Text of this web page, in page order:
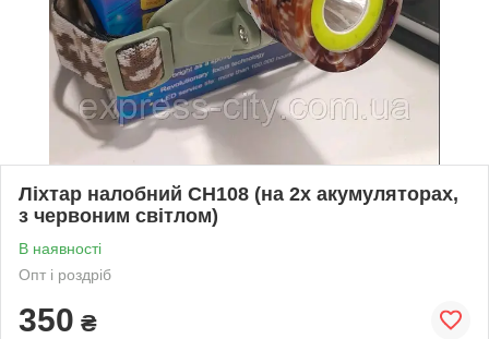
Ліхтар налобний СН108 (на 2х акумуляторах,
з червоним світлом)
В наявності
Опт і роздріб
350 ₴